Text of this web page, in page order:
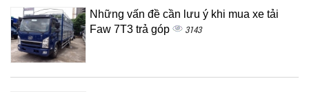
Những vấn đề cần lưu ý khi mua xe tải
Faw 7T3 trả góp
3143